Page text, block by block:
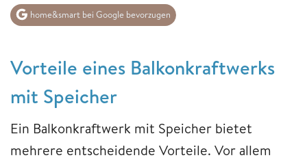
home&smart bei Google bevorzugen
Vorteile eines Balkonkraftwerks
mit Speicher
Ein Balkonkraftwerk mit Speicher bietet
mehrere entscheidende Vorteile. Vor allem